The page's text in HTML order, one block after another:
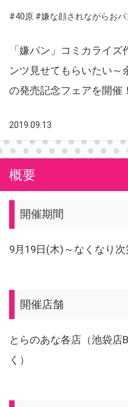
#40原 #嫌な顔されながらお
「嫌パン」コミカライ
ンツ見せてもらいたい～
の発売記念フェアを開催！
2019.09.13
概要
開催期間
9月19日(木)～なくなり次
開催店舗
とらのあな各店（池袋店
く）